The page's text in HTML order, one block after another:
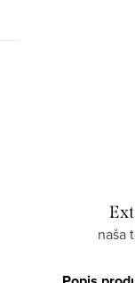
naša